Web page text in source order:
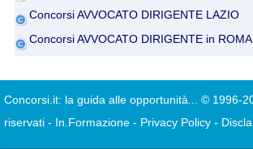
Concorsi AVVOCATO DIRIGENTE LAZIO
Concorsi AVVOCATO DIRIGENTE in ROMA
Concorsi.it: la guida alle opportunità... © 1996-
riservati - In.Formazione - Privacy Policy -